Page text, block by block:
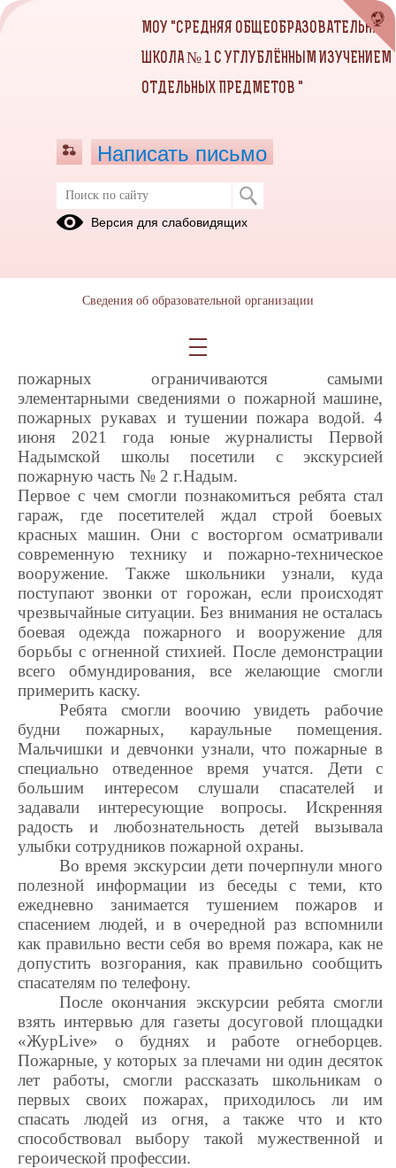
День пятый. "В каникулы на встречу
со спасателями"
Профессия пожарных и пожарные
ребенку, особенно, мальчишкам. Но, к сожалению,
для многих детей представления о труде
пожарных ограничиваются самыми
элементарными сведениями о пожарной машине,
пожарных рукавах и тушении пожара водой. 4
июня 2021 года юные журналисты Первой
Надымской школы посетили с экскурсией
пожарную часть № 2 г.Надым.
Первое с чем смогли познакомиться ребята стал
гараж, где посетителей ждал строй боевых
красных машин. Они с восторгом осматривали
современную технику и пожарно-техническое
вооружение. Также школьники узнали, куда
поступают звонки от горожан, если происходят
чрезвычайные ситуации. Без внимания не осталась
боевая одежда пожарного и вооружение для
борьбы с огненной стихией. После демонстрации
всего обмундирования, все желающие смогли
примерить каску.
Ребята смогли воочию увидеть рабочие
будни пожарных, караульные помещения.
Мальчишки и девчонки узнали, что пожарные в
специально отведенное время учатся. Дети с
большим интересом слушали спасателей и
задавали интересующие вопросы. Искренняя
радость и любознательность детей вызывала
улыбки сотрудников пожарной охраны.
Во время экскурсии дети почерпнули много
полезной информации из беседы с теми, кто
ежедневно занимается тушением пожаров и
спасением людей, и в очередной раз вспомнили
как правильно вести себя во время пожара, как не
допустить возгорания, как правильно сообщить
спасателям по телефону.
После окончания экскурсии ребята смогли
взять интервью для газеты досуговой площадки
«ЖурLive» о буднях и работе огнеборцев.
Пожарные, у которых за плечами ни один десяток
лет работы, смогли рассказать школьникам о
первых своих пожарах, приходилось ли им
спасать людей из огня, а также что и кто
способствовал выбору такой мужественной и
героической профессии.
МОУ "СРЕДНЯЯ ОБЩЕОБРАЗОВАТЕЛЬНАЯ
ШКОЛА № 1 С УГЛУБЛЁННЫМ ИЗУЧЕНИЕМ
ОТДЕЛЬНЫХ ПРЕДМЕТОВ "
Написать письмо
Версия для слабовидящих
Сведения об образовательной организации